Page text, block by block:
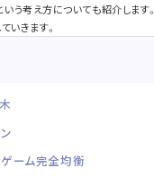
う考え方についても紹介します。
いきます。
ーム完全均衡